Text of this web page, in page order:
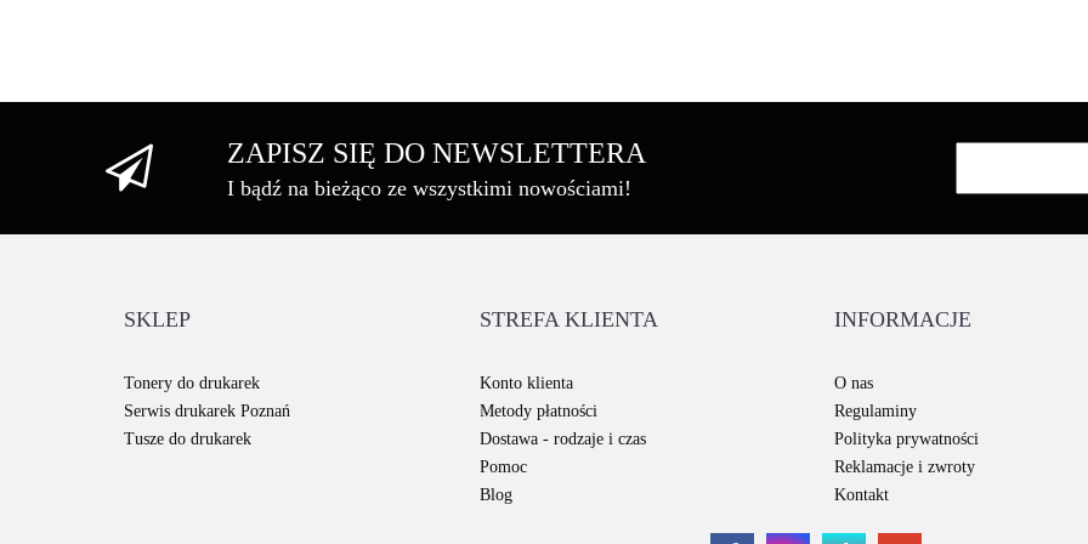
Canon
ZAPISZ SIĘ DO NEWSLETTERA
I bądź na bieżąco ze wszystkimi nowościami!
SKLEP
Tonery do drukarek
Serwis drukarek Poznań
Tusze do drukarek
STREFA KLIENTA
Konto klienta
Metody płatności
Dostawa - rodzaje i czas
Pomoc
Blog
INFORMACJE
O nas
Regulaminy
Polityka prywatności
Reklamacje i zwroty
Kontakt